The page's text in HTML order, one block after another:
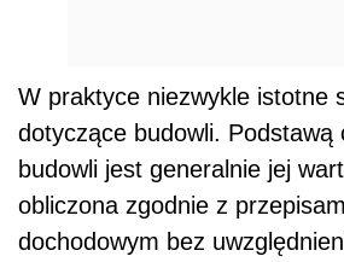
W praktyce niezwykle istotne
dotyczące budowli. Podstawą
budowli jest generalnie jej
obliczona zgodnie z
dochodowym bez